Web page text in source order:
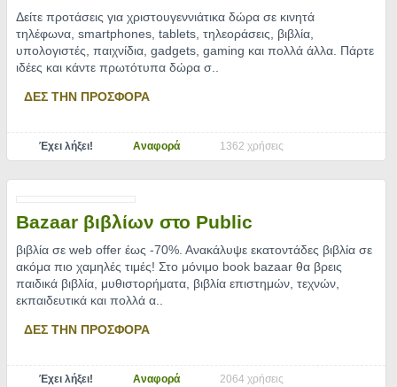
Δείτε προτάσεις για χριστουγεννιάτικα δώρα σε κινητά
τηλέφωνα, smartphones, tablets, τηλεοράσεις, βιβλία,
υπολογιστές, παιχνίδια, gadgets, gaming και πολλά άλλα. Πάρτε
ιδέες και κάντε πρωτότυπα δώρα σ..
ΔΕΣ ΤΗΝ ΠΡΟΣΦΟΡΑ
Έχει λήξει! Αναφορά 1362 χρήσεις
Bazaar βιβλίων στο Public
βιβλία σε web offer έως -70%. Ανακάλυψε εκατοντάδες βιβλία σε
ακόμα πιο χαμηλές τιμές! Στο μόνιμο book bazaar θα βρεις
παιδικά βιβλία, μυθιστορήματα, βιβλία επιστημών, τεχνών,
εκπαιδευτικά και πολλά α..
ΔΕΣ ΤΗΝ ΠΡΟΣΦΟΡΑ
Έχει λήξει! Αναφορά 2064 χρήσεις